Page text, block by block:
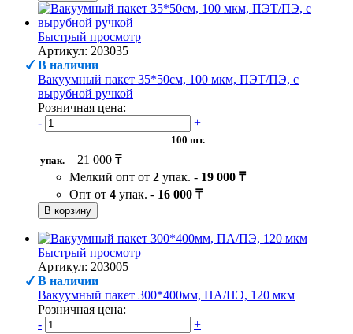
Быстрый просмотр
Артикул: 203035
В наличии
Вакуумный пакет 35*50см, 100 мкм, ПЭТ/ПЭ, с
вырубной ручкой
Розничная цена:
-
+
100 шт.
упак.
21 000 ₸
Мелкий опт от 2 упак. - 19 000 ₸
Опт от 4 упак. - 16 000 ₸
В корзину
Быстрый просмотр
Артикул: 203005
В наличии
Вакуумный пакет 300*400мм, ПА/ПЭ, 120 мкм
Розничная цена:
-
+